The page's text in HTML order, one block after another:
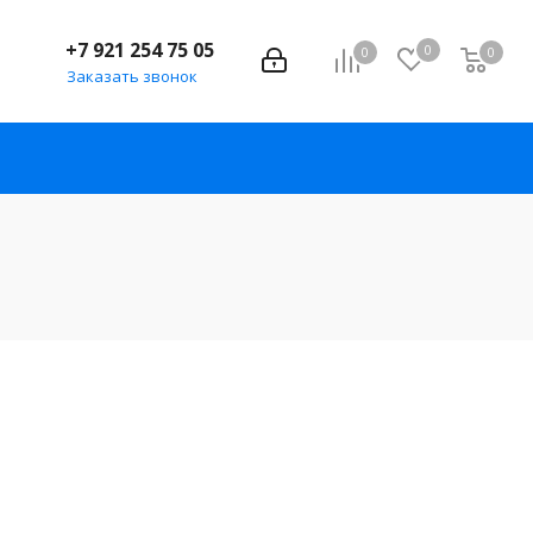
0 0 0
+7 921 254 75 05
Заказать звонок